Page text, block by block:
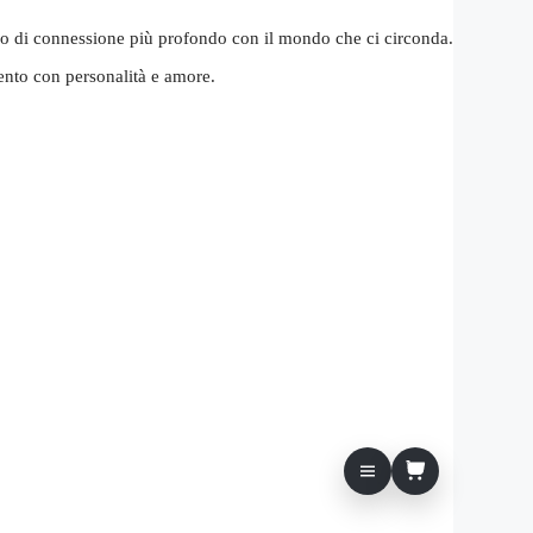
di connessione più profondo con il mondo che ci circonda.
con personalità e amore.